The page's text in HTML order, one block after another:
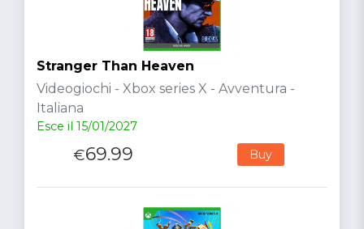
Stranger Than Heaven
Videogiochi - Xbox series X - Avventura -
Italiana
Esce il 15/01/2027
€69.99 Buy